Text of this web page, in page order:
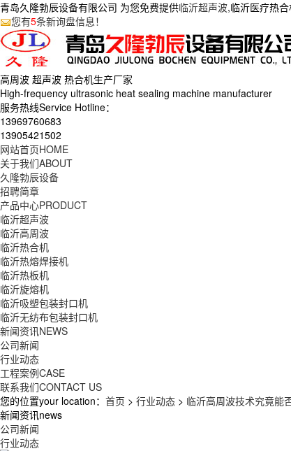
青岛久隆勃辰设备有限公司 为您免费提供临沂超声波,临沂医疗热
您有5条新询盘信息！
高周波 超声波 热合机生产厂家
High-frequency ultrasonic heat sealing machine manufacturer
服务热线Service Hotline：
13969760683
13905421502
网站首页HOME
关于我们ABOUT
久隆勃辰设备
招聘简章
产品中心PRODUCT
临沂超声波
临沂高周波
临沂热合机
临沂热熔焊接机
临沂热板机
临沂旋熔机
临沂吸塑包装封口机
临沂无纺布包装封口机
新闻资讯NEWS
公司新闻
行业动态
工程案例CASE
联系我们CONTACT US
您的位置your location： 首页 > 行业动态 > 临沂高周波技术究竟能
新闻资讯news
公司新闻
行业动态